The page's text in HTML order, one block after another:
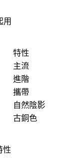
用
特性
主流
進階
攜帶
自然陰影
古銅色
性